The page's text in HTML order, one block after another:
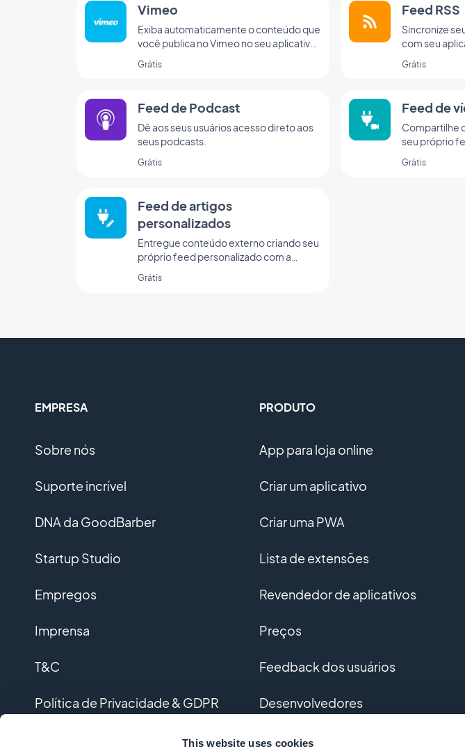
This website uses cookies
Vimeo
Exiba automaticamente o conteúdo que
você publica no Vimeo no seu aplicativo
Vimeo, para sincronização em tempo
Grátis
Feed RSS
Sincronize
com seu
Grátis
Feed de Podcast
Dê aos seus usuários acesso direto aos
seus podcasts.
Grátis
Feed de
Compartilhe
seu próprio
GoodBarber.
Grátis
Feed de artigos
personalizados
Entregue conteúdo externo criando seu
próprio feed personalizado com a
GoodBarber
Grátis
EMPRESA
Sobre nós
Suporte incrível
DNA da GoodBarber
Startup Studio
Empregos
Imprensa
T&C
Política de Privacidade & GDPR
PRODUTO
App para loja online
Criar um aplicativo
Criar uma PWA
Lista de extensões
Revendedor de aplicativos
Preços
Feedback dos usuários
Desenvolvedores
Desenvolvimento personalizado